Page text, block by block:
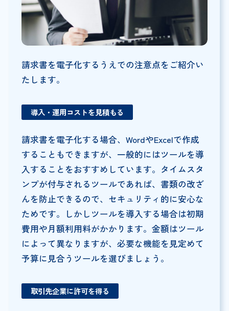
請求書を電子化するうえでの注意点をご紹介い
たします。
導入・運用コストを見積もる
請求書を電子化する場合、WordやExcelで作成
することもできますが、一般的にはツールを導
入することをおすすめしています。タイムスタ
ンプが付与されるツールであれば、書類の改ざ
んを防止できるので、セキュリティ的に安心な
ためです。しかしツールを導入する場合は初期
費用や月額利用料がかかります。金額はツール
によって異なりますが、必要な機能を見定めて
予算に見合うツールを選びましょう。
取引先企業に許可を得る